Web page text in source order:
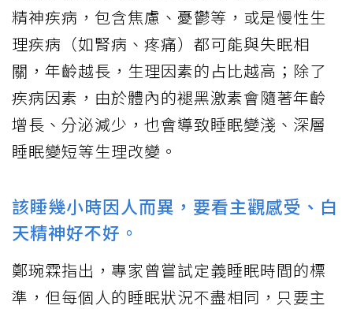
精神疾病，包含焦慮、憂鬱等，或是慢性生
理疾病（如腎病、疼痛）都可能與失眠相
關，年齡越長，生理因素的占比越高；除了
疾病因素，由於體內的褪黑激素會隨著年齡
增長、分泌減少，也會導致睡眠變淺、深層
睡眠變短等生理改變。
該睡幾小時因人而異，要看主觀感受、白
天精神好不好。
鄭琬霖指出，專家曾嘗試定義睡眠時間的標
準，但每個人的睡眠狀況不盡相同，只要主